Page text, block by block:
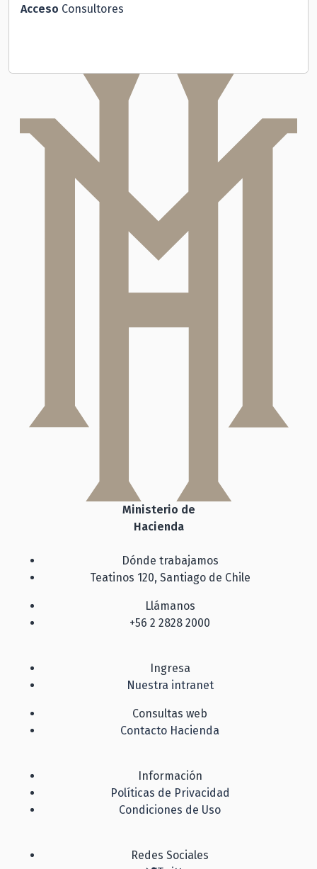
Acceso Consultores
Ministerio de
Hacienda
Dónde trabajamos
Teatinos 120, Santiago de Chile
Llámanos
+56 2 2828 2000
Ingresa
Nuestra intranet
Consultas web
Contacto Hacienda
Información
Políticas de Privacidad
Condiciones de Uso
Redes Sociales